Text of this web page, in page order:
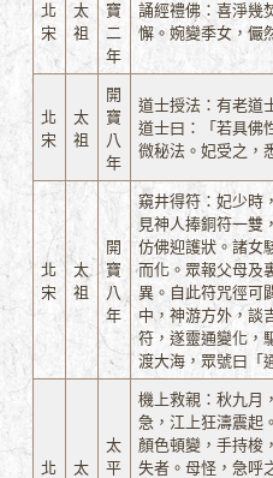
北
宋
太
祖
寶
二
年
誦經禮佛：喜淨幾
懈。婉變季女，儼
北
宋
太
祖
開
寶
八
年
道士授法：有老道
道士曰：「若具佛
微秘法。妃受之，
北
宋
太
祖
開
寶
八
年
窺井得符：妃少時
見神人捧銅符一雙
仿佛迎護狀。諸女
而化。眾報父母及
異。自此符咒徑可
中，神游方外，談
符，遂靈通變化，
渡大海，眾號曰「
北
太
太
平
機上救親：秋九月
急，江上狂濤震起
顏色頓變，手持梭
失者。母怪，急呼